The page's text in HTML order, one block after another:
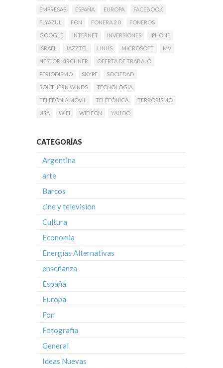
EMPRESAS
ESPAÑA EUROPA
FACEBOOK
FLYAZUL
FON FONERA 2.0
FONEROS
GOOGLE
INTERNET INVERSIONES
IPHONE
ISRAEL
JAZZTEL LINUS MICROSOFT
MV
NESTOR KIRCHNER
OFERTA DE TRABAJO
PERIODISMO
SKYPE
SOCIEDAD
SOUTHERN WINDS
TECNOLOGIA
TELEFONIA MOVIL
TELEFÓNICA
TERRORISMO
USA
WIFI WIFIFON YAHOO
CATEGORÍAS
Argentina
arte
Barcos
cine y television
Cultura
Economia
Energías Alternativas
enseñanza
España
Europa
Fon
Fotografia
General
Ideas Nuevas